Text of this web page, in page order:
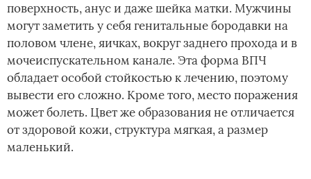
поверхность, анус и даже шейка матки. Мужчины
могут заметить у себя генитальные бородавки на
половом члене, яичках, вокруг заднего прохода и в
мочеиспускательном канале. Эта форма ВПЧ
обладает особой стойкостью к лечению, поэтому
вывести его сложно. Кроме того, место поражения
может болеть. Цвет же образования не отличается
от здоровой кожи, структура мягкая, а размер
маленький.